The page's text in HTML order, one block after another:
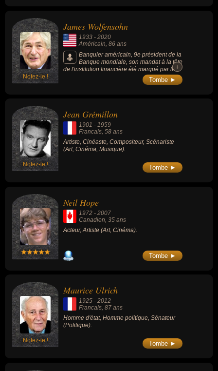
fantaisie/amour), la série «Parenthood»
(2010-2015, 6 saisons, 103 épisodes,
comique/drame), ainsi que dans les séries
«Bones» et «Happy Days» (1974-1984, 11
saisons, 255 épisodes).
Notez-le !
James Wolfensohn
1933 - 2020
Américain , 86 ans
Banquier américain, 9e président de la
Banque mondiale, son mandat à la tête
de l'institution financière été marqué par le
développement ; il a participé au retrait
+
+
Tombe ►
Notez-le !
Jean Grémillon
1901 - 1959
Francais, 58 ans
Artiste, Cinéaste, Compositeur, Scénariste
(Art, Cinéma, Musique).
Tombe ►
Neil Hope
1972 - 2007
Canadien, 35 ans
Acteur, Artiste (Art, Cinéma).
Tombe ►
Notez-le !
Maurice Ulrich
1925 - 2012
Francais, 87 ans
Homme d'état, Homme politique, Sénateur
(Politique).
Tombe ►